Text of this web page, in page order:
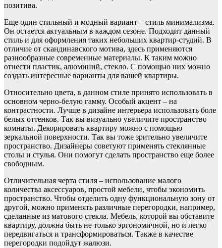
позитива.
Еще один стильный и модный вариант – стиль минимализма.
Он остается актуальным в каждом сезоне. Подходит данный
стиль и для оформления таких небольших квартир-студий. В
отличие от скандинавского мотива, здесь применяются
разнообразные современные материалы. К таким можно
отнести пластик, алюминий, стекло. С помощью них можно
создать интересные варианты для вашей квартиры.
Относительно цвета, в данном стиле принято использовать в
основном черно-белую гамму. Особый акцент – на
контрастности. Лучше в дизайне интерьера использовать боле
белых оттенков. Так вы визуально увеличите пространство
комнаты. Декорировать квартиру можно с помощью
зеркальной поверхности. Так вы тоже зрительно увеличите
пространство. Дизайнеры советуют применять стеклянные
столы и стулья. Они помогут сделать пространство еще более
свободным.
Отличительная черта стиля – использование малого
количества аксессуаров, простой мебели, чтобы экономить
пространство. Чтобы отделить одну функциональную зону от
другой, можно применять различные перегородки, например,
сделанные из матового стекла. Мебель, которой вы обставите
квартиру, должна быть не только эргономичной, но и легко
передвигаться и трансформироваться. Также в качестве
перегородки подойдут жалюзи.